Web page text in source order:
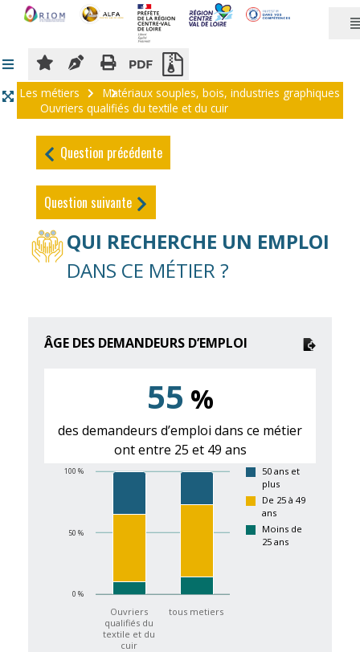
Les métiers
Matériaux souples, bois, industries graphiques
Ouvriers qualifiés du textile et du cuir
Question précédente
Question suivante
QUI RECHERCHE UN EMPLOI
DANS CE MÉTIER ?
ÂGE DES DEMANDEURS D’EMPLOI
55 %
des demandeurs d’emploi dans ce métier
ont entre 25 et 49 ans
Ouvriers
qualifiés du
textile et du
cuir
tous metiers
0 %
50 %
100 %
50 ans et
plus
De 25 à 49
ans
Moins de
25 ans
Panneau de gestion des cookies